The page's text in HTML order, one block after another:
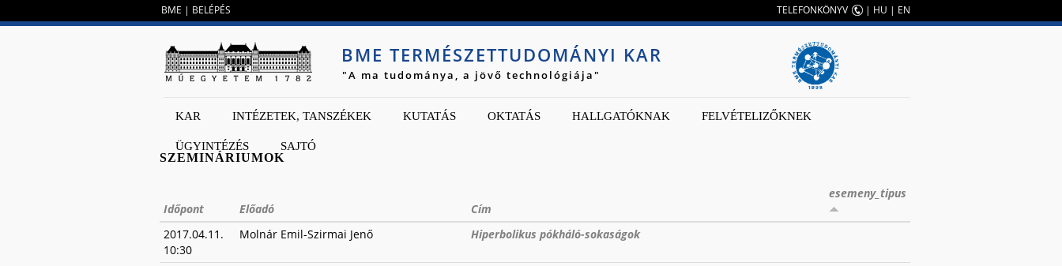
BME | BELÉPÉS TELEFONKÖNYV | HU | EN
BME TERMÉSZETTUDOMÁNYI KAR
"A ma tudománya, a jövő technológiája"
KAR INTÉZETEK, TANSZÉKEK KUTATÁS OKTATÁS HALLGATÓKNAK FELVÉTELIZŐKNEK
ÜGYINTÉZÉS SAJTÓ
SZEMINÁRIUMOK
Időpont Előadó Cím
esemeny_tipus
2017.04.11.
10:30
Molnár Emil-Szirmai Jenő Hiperbolikus pókháló-sokaságok